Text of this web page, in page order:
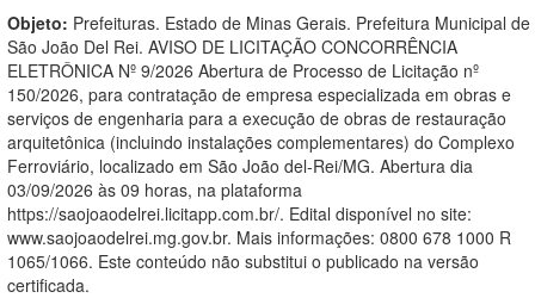
Objeto: Prefeituras. Estado de Minas Gerais. Prefeitura Municipal de
São João Del Rei. AVISO DE LICITAÇÃO CONCORRÊNCIA
ELETRÔNICA Nº 9/2026 Abertura de Processo de Licitação nº
150/2026, para contratação de empresa especializada em obras e
serviços de engenharia para a execução de obras de restauração
arquitetônica (incluindo instalações complementares) do Complexo
Ferroviário, localizado em São João del-Rei/MG. Abertura dia
03/09/2026 às 09 horas, na plataforma
https://saojoaodelrei.licitapp.com.br/. Edital disponível no site:
www.saojoaodelrei.mg.gov.br. Mais informações: 0800 678 1000 R
1065/1066. Este conteúdo não substitui o publicado na versão
certificada.